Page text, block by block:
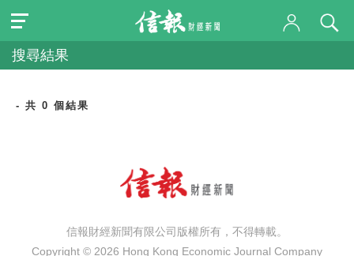
搜尋結果
- 共 0 個結果
信報財經新聞有限公司版權所有，不得轉載。
Copyright © 2026 Hong Kong Economic Journal Company